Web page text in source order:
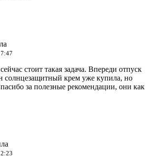
стоит такая задача. Впереди отпуск
солнцезащитный крем уже купила, но
за полезные рекомендации, они как